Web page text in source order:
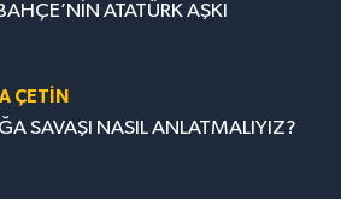
ATATÜRK AŞKI
ÇETİN
SAVAŞI NASIL ANLATMALIYIZ?